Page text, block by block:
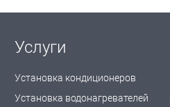
Услуги
Установка кондиционеров
Установка водонагревателей